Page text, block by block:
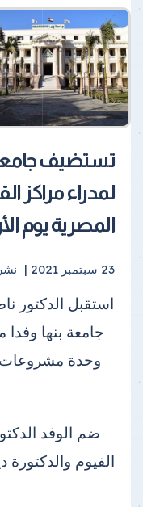
تستضيف
لمدراء مراكز
المصرية يوم الأربعاء
23 سبتمبر 2021 |
استقبل الدكتور
جامعة بنها
وحدة مشروعات
ضم الوفد
الفيوم والدكتورة